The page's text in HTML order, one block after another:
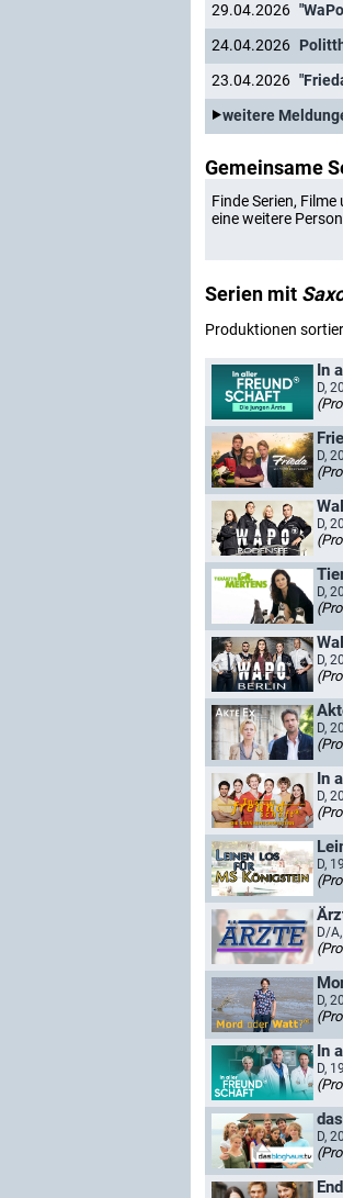
29.04.2026
24.04.2026
23.04.2026
weitere
Gemeinsame
Finde Serien,
eine weitere
Serien mit
Produktionen
In
D,
D,
D,
D,
D,
D,
In
D,
D,
D/
D,
In
D,
D,